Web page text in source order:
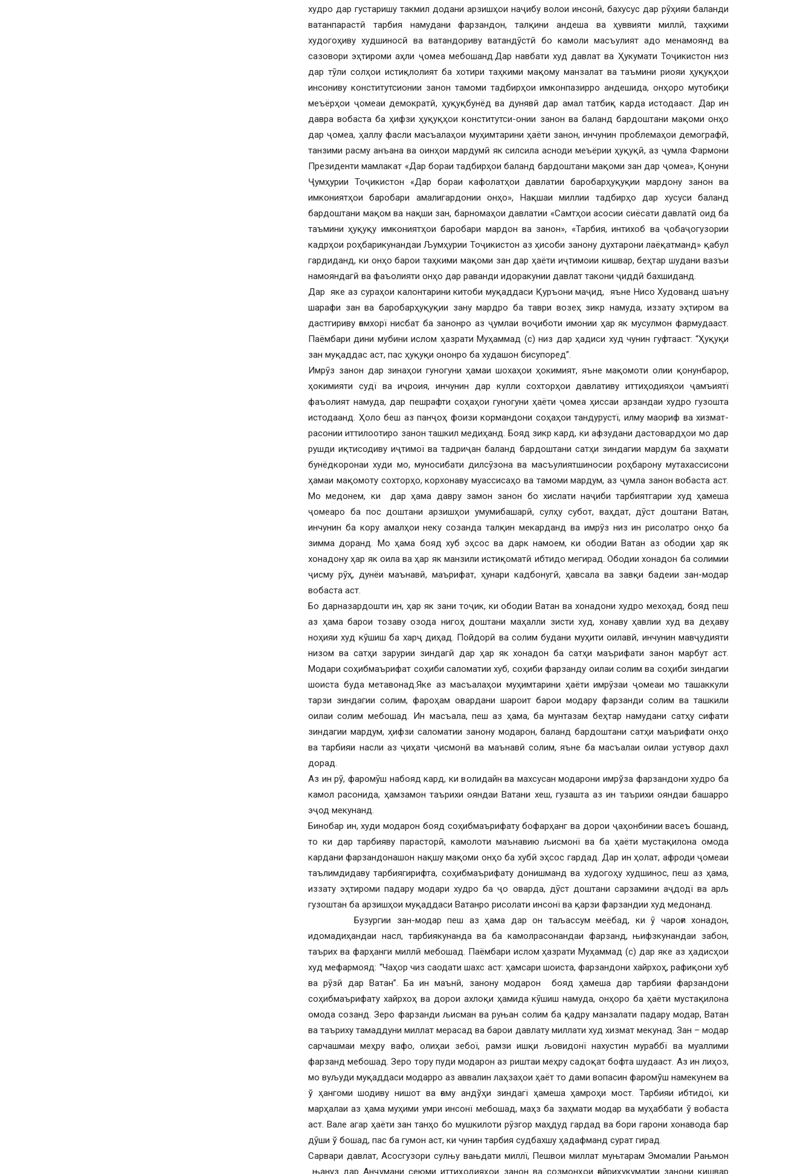
худро дар густаришу такмил додани арзишҳои наҷибу волои инсонӣ, бахусус дар рӯҳияи баланди
ватанпарастӣ тарбия намудани фарзандон, талқини андеша ва ҳуввияти миллӣ, таҳкими
худогоҳиву худшиносӣ ва ватандориву ватандӯстӣ бо камоли масъулият адо менамоянд ва
сазовори эҳтироми аҳли ҷомеа мебошанд.Дар навбати худ давлат ва Ҳукумати Тоҷикистон низ
дар тӯли солҳои истиқлолият ба хотири таҳкими мақому манзалат ва таъмини риояи ҳуқуқҳои
инсониву конститутсионии занон тамоми тадбирҳои имконпазирро андешида, онҳоро мутобиқи
меъёрҳои ҷомеаи демократӣ, ҳуқуқбунёд ва дунявӣ дар амал татбиқ карда истодааст. Дар ин
давра вобаста ба ҳифзи ҳуқуқҳои конститутси-онии занон ва баланд бардоштани мақоми онҳо
дар ҷомеа, ҳаллу фасли масъалаҳои муҳимтарини ҳаёти занон, инчунин проблемаҳои демографӣ,
танзими расму анъана ва оинҳои мардумӣ як силсила асноди меъёрии ҳуқуқӣ, аз ҷумла Фармони
Президенти мамлакат «Дар бораи тадбирҳои баланд бардоштани мақоми зан дар ҷомеа», Қонуни
Ҷумҳурии Тоҷикистон «Дар бораи кафолатҳои давлатии баробарҳуқуқии мардону занон ва
имкониятҳои баробари амалигардонии онҳо», Нақшаи миллии тадбирҳо дар хусуси баланд
бардоштани мақом ва нақши зан, барномаҳои давлатии «Самтҳои асосии сиёсати давлатӣ оид ба
таъмини ҳуқуқу имкониятҳои баробари мардон ва занон», «Тарбия, интихоб ва ҷобаҷогузории
кадрҳои роҳбарикунандаи Љумҳурии Тоҷикистон аз ҳисоби занону духтарони лаёқатманд» қабул
гардиданд, ки онҳо барои таҳкими мақоми зан дар ҳаёти иҷтимоии кишвар, беҳтар шудани вазъи
намояндагӣ ва фаъолияти онҳо дар раванди идоракунии давлат такони ҷиддӣ бахшиданд.
Дар яке аз сураҳои калонтарини китоби муқаддаси Қуръони маҷид, яъне Нисо Худованд шаъну
шарафи зан ва баробарҳуқуқии зану мардро ба таври возеҳ зикр намуда, иззату эҳтиром ва
дастгириву ғамхорї нисбат ба занонро аз ҷумлаи воҷиботи имонии ҳар як мусулмон фармудааст.
Паёмбари дини мубини ислом ҳазрати Муҳаммад (с) низ дар ҳадиси худ чунин гуфтааст: “Ҳуқуқи
зан муқаддас аст, пас ҳуқуқи ононро ба худашон бисупоред”.
Имрӯз занон дар зинаҳои гуногуни ҳамаи шохаҳои ҳокимият, яъне мақомоти олии қонунбарор,
ҳокимияти судї ва иҷроия, инчунин дар кулли сохторҳои давлативу иттиҳодияҳои ҷамъиятї
фаъолият намуда, дар пешрафти соҳаҳои гуногуни ҳаёти ҷомеа ҳиссаи арзандаи худро гузошта
истодаанд. Ҳоло беш аз панҷоҳ фоизи кормандони соҳаҳои тандурустї, илму маориф ва хизмат-
расонии иттилоотиро занон ташкил медиҳанд. Бояд зикр кард, ки афзудани дастовардҳои мо дар
рушди иқтисодиву иҷтимої ва тадриҷан баланд бардоштани сатҳи зиндагии мардум ба заҳмати
бунёдкоронаи худи мо, муносибати дилсӯзона ва масъулиятшиносии роҳбарону мутахассисони
ҳамаи мақомоту сохторҳо, корхонаву муассисаҳо ва тамоми мардум, аз ҷумла занон вобаста аст.
Мо медонем, ки дар ҳама давру замон занон бо хислати наҷиби тарбиятгарии худ ҳамеша
ҷомеаро ба пос доштани арзишҳои умумибашарӣ, сулҳу субот, ваҳдат, дӯст доштани Ватан,
инчунин ба кору амалҳои неку созанда талқин мекарданд ва имрӯз низ ин рисолатро онҳо ба
зимма доранд. Мо ҳама бояд хуб эҳсос ва дарк намоем, ки ободии Ватан аз ободии ҳар як
хонадону ҳар як оила ва ҳар як манзили истиқоматӣ ибтидо мегирад. Ободии хонадон ба солимии
ҷисму рӯҳ, дунёи маънавӣ, маърифат, ҳунари кадбонугӣ, ҳавсала ва завқи бадеии зан-модар
вобаста аст.
Бо дарназардошти ин, ҳар як зани тоҷик, ки ободии Ватан ва хонадони худро мехоҳад, бояд пеш
аз ҳама барои тозаву озода нигоҳ доштани маҳалли зисти худ, хонаву ҳавлии худ ва деҳаву
ноҳияи худ кӯшиш ба харҷ диҳад. Пойдорӣ ва солим будани муҳити оилавӣ, инчунин мавҷудияти
низом ва сатҳи зарурии зиндагӣ дар ҳар як хонадон ба сатҳи маърифати занон марбут аст.
Модари соҳибмаърифат соҳиби саломатии хуб, соҳиби фарзанду оилаи солим ва соҳиби зиндагии
шоиста буда метавонад.Яке аз масъалаҳои муҳимтарини ҳаёти имрӯзаи ҷомеаи мо ташаккули
тарзи зиндагии солим, фароҳам овардани шароит барои модару фарзанди солим ва ташкили
оилаи солим мебошад. Ин масъала, пеш аз ҳама, ба мунтазам беҳтар намудани сатҳу сифати
зиндагии мардум, ҳифзи саломатии занону модарон, баланд бардоштани сатҳи маърифати онҳо
ва тарбияи насли аз ҷиҳати ҷисмонӣ ва маънавӣ солим, яъне ба масъалаи оилаи устувор дахл
дорад.
Аз ин рӯ, фаромӯш набояд кард, ки волидайн ва махсусан модарони имрўза фарзандони худро ба
камол расонида, ҳамзамон таърихи ояндаи Ватани хеш, гузашта аз ин таърихи ояндаи башарро
эҷод мекунанд.
Бинобар ин, худи модарон бояд соҳибмаърифату бофарҳанг ва дорои ҷаҳонбинии васеъ бошанд,
то ки дар тарбияву парасторӣ, камолоти маънавию љисмонї ва ба ҳаёти мустақилона омода
кардани фарзандонашон нақшу мақоми онҳо ба хубӣ эҳсос гардад. Дар ин ҳолат, афроди ҷомеаи
таълимдидаву тарбиягирифта, соҳибмаърифату донишманд ва худогоҳу худшинос, пеш аз ҳама,
иззату эҳтироми падару модари худро ба ҷо оварда, дӯст доштани сарзамини аҷдодї ва арљ
гузоштан ба арзишҳои муқаддаси Ватанро рисолати инсонї ва қарзи фарзандии худ медонанд.
Бузургии зан-модар пеш аз ҳама дар он таљассум меёбад, ки ӯ чароғи хонадон,
идомадиҳандаи насл, тарбиякунанда ва ба камолрасонандаи фарзанд, њифзкунандаи забон,
таърих ва фарҳанги миллӣ мебошад. Паёмбари ислом ҳазрати Муҳаммад (с) дар яке аз ҳадисҳои
худ мефармояд: “Чаҳор чиз саодати шахс аст: ҳамсари шоиста, фарзандони хайрхоҳ, рафиқони хуб
ва рӯзӣ дар Ватан”. Ба ин маънӣ, занону модарон бояд ҳамеша дар тарбияи фарзандони
соҳибмаърифату хайрхоҳ ва дорои ахлоқи ҳамида кӯшиш намуда, онҳоро ба ҳаёти мустақилона
омода созанд. Зеро фарзанди љисман ва руњан солим ба қадру манзалати падару модар, Ватан
ва таъриху тамаддуни миллат мерасад ва барои давлату миллати худ хизмат мекунад. Зан – модар
сарчашмаи меҳру вафо, олиҳаи зебої, рамзи ишқи љовидонї нахустин мураббї ва муаллими
фарзанд мебошад. Зеро тору пуди модарон аз риштаи меҳру садоқат бофта шудааст. Аз ин лиҳоз,
мо вуљуди муқаддаси модарро аз аввалин лаҳзаҳои ҳаёт то дами вопасин фаромўш намекунем ва
ў ҳангоми шодиву нишот ва ғаму андўҳи зиндагї ҳамеша ҳамроҳи мост. Тарбияи ибтидої, ки
марҳалаи аз ҳама муҳими умри инсонї мебошад, маҳз ба заҳмати модар ва муҳаббати ў вобаста
аст. Вале агар ҳаёти зан танҳо бо мушкилоти рӯзгор маҳдуд гардад ва бори гарони хонавода бар
дӯши ў бошад, пас ба гумон аст, ки чунин тарбия судбахшу ҳадафманд сурат гирад.
Сарвари давлат, Асосгузори сулњу вањдати миллї, Пешвои миллат муњтарам Эмомалии Рањмон
њануз дар Анҷумани сеюми иттиҳодияҳои занон ва созмонҳои ғайриҳукуматии занони кишвар